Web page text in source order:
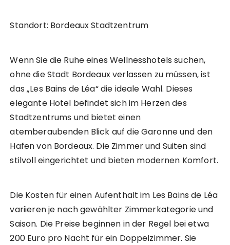
Standort: Bordeaux Stadtzentrum
Wenn Sie die Ruhe eines Wellnesshotels suchen,
ohne die Stadt Bordeaux verlassen zu müssen, ist
das „Les Bains de Léa“ die ideale Wahl. Dieses
elegante Hotel befindet sich im Herzen des
Stadtzentrums und bietet einen
atemberaubenden Blick auf die Garonne und den
Hafen von Bordeaux. Die Zimmer und Suiten sind
stilvoll eingerichtet und bieten modernen Komfort.
Die Kosten für einen Aufenthalt im Les Bains de Léa
variieren je nach gewählter Zimmerkategorie und
Saison. Die Preise beginnen in der Regel bei etwa
200 Euro pro Nacht für ein Doppelzimmer. Sie